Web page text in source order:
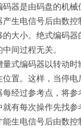
码器是由码盘的机
产生电信号后由数
的大小。绝式编码
间过程无关。
量式编码器以转动
位置。这样，当停
每经过参考点，将
就有每次操作先找
能生电信号后由数